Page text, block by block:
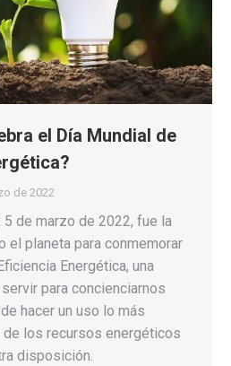
el Día Mundial de
de 2022
5 de marzo de 2022, fue la
el planeta para conmemorar
Energética, una
para concienciarnos
hacer un uso lo más
los recursos energéticos
disposición.